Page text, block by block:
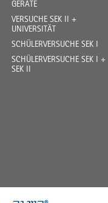
GERÄTE
VERSUCHE SEK II +
UNIVERSITÄT
SCHÜLERVERSUCHE SEK I
SCHÜLERVERSUCHE SEK I +
SEK II